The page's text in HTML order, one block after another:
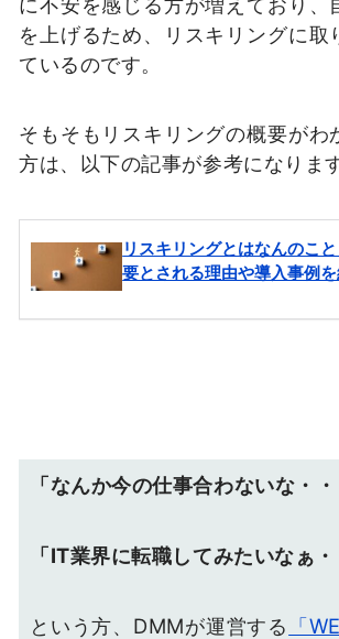
を上げるため、リスキリングに取
ているのです。
そもそもリスキリングの概要がわ
方は、以下の記事が参考になります
「なんか今の仕事合わないな・・
「IT業界に転職してみたいなぁ・
という方、DMMが運営する 「